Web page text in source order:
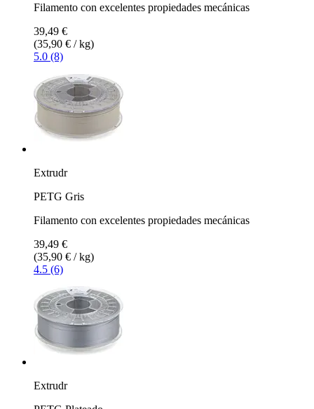
Filamento con excelentes propiedades mecánicas
39,49 €
(35,90 € / kg)
5.0 (8)
Extrudr
PETG Gris
Filamento con excelentes propiedades mecánicas
39,49 €
(35,90 € / kg)
4.5 (6)
Extrudr